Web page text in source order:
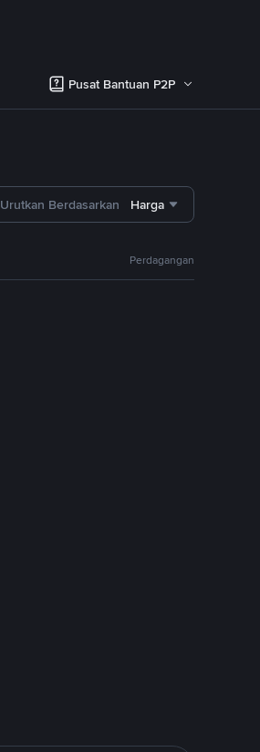
Pusat Bantuan P2P
Urutkan Berdasarkan Harga
Perdagangan